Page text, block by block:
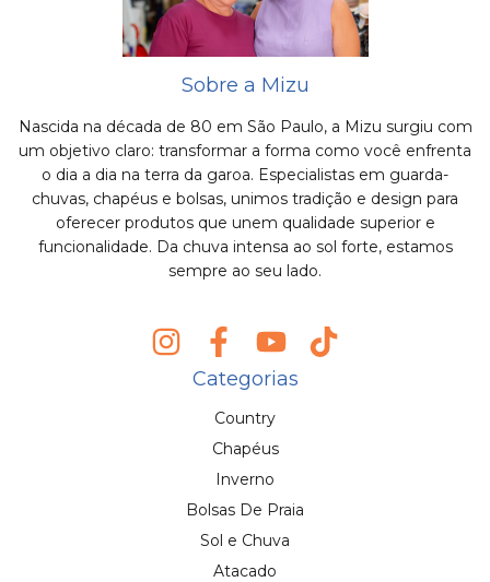
Sobre a Mizu
Nascida na década de 80 em São Paulo, a Mizu surgiu com
um objetivo claro: transformar a forma como você enfrenta
o dia a dia na terra da garoa. Especialistas em guarda-
chuvas, chapéus e bolsas, unimos tradição e design para
oferecer produtos que unem qualidade superior e
funcionalidade. Da chuva intensa ao sol forte, estamos
sempre ao seu lado.
Categorias
Country
Chapéus
Inverno
Bolsas De Praia
Sol e Chuva
Atacado